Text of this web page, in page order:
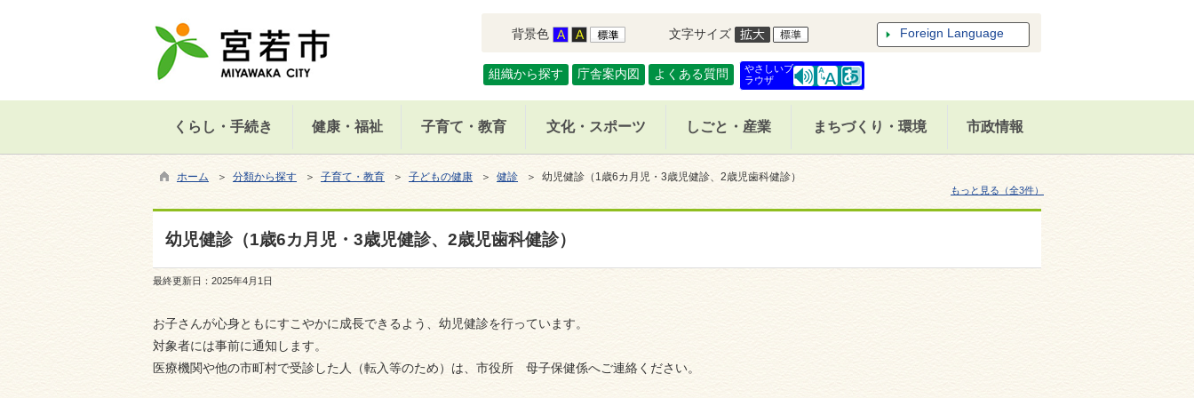
背景色 文字サイズ Foreign Language
組織から探す 庁舎案内図 よくある質問
やさしいブ
ラウザ
くらし・手続き 健康・福祉 子育て・教育 文化・スポーツ しごと・産業 まちづくり・環境 市政情報
ホーム ＞ 分類から探す ＞ 子育て・教育 ＞ 子どもの健康 ＞ 健診 ＞ 幼児健診（1歳6カ月児・3歳児健診、2歳児歯科健診）
もっと見る（全3件）
幼児健診（1歳6カ月児・3歳児健診、2歳児歯科健診）
最終更新日： 2025年4月1日
お子さんが心身ともにすこやかに成長できるよう、幼児健診を行っています。
対象者には事前に通知します。
医療機関や他の市町村で受診した人（転入等のため）は、市役所 母子保健係へご連絡ください。